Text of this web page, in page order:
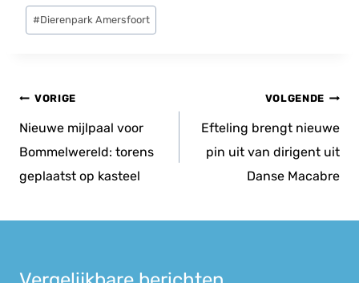
Bericht
tags:
#Dierenpark Amersfoort
Bericht
navigatie
VORIGE
Nieuwe mijlpaal voor
Bommelwereld: torens
geplaatst op kasteel
VOLGENDE
Efteling brengt nieuwe
pin uit van dirigent uit
Danse Macabre